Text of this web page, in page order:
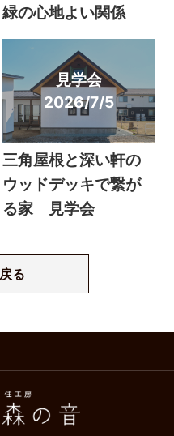
緑の心地よい関係
見学会
2026/7/5
三角屋根と深い軒の
ウッドデッキで繋が
る家 見学会
る